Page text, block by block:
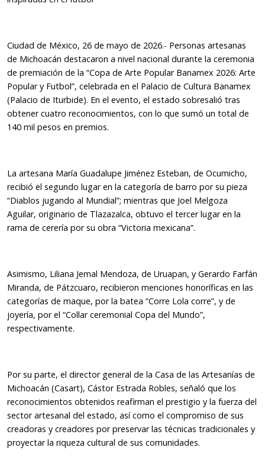
Ciudad de México, 26 de mayo de 2026.- Personas artesanas
de Michoacán destacaron a nivel nacional durante la ceremonia
de premiación de la “Copa de Arte Popular Banamex 2026: Arte
Popular y Futbol”, celebrada en el Palacio de Cultura Banamex
(Palacio de Iturbide). En el evento, el estado sobresalió tras
obtener cuatro reconocimientos, con lo que sumó un total de
140 mil pesos en premios.
La artesana María Guadalupe Jiménez Esteban, de Ocumicho,
recibió el segundo lugar en la categoría de barro por su pieza
“Diablos jugando al Mundial”; mientras que Joel Melgoza
Aguilar, originario de Tlazazalca, obtuvo el tercer lugar en la
rama de cerería por su obra “Victoria mexicana”.
Asimismo, Liliana Jemal Mendoza, de Uruapan, y Gerardo Farfán
Miranda, de Pátzcuaro, recibieron menciones honoríficas en las
categorías de maque, por la batea “Corre Lola corre”, y de
joyería, por el “Collar ceremonial Copa del Mundo”,
respectivamente.
Por su parte, el director general de la Casa de las Artesanías de
Michoacán (Casart), Cástor Estrada Robles, señaló que los
reconocimientos obtenidos reafirman el prestigio y la fuerza del
sector artesanal del estado, así como el compromiso de sus
creadoras y creadores por preservar las técnicas tradicionales y
proyectar la riqueza cultural de sus comunidades.